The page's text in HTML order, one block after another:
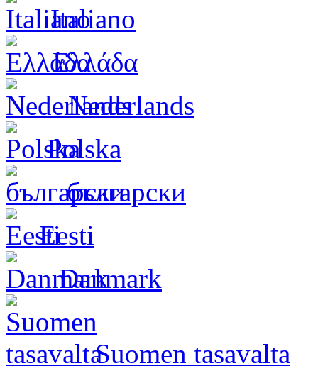
Italiano
Ελλάδα
Nederlands
Polska
български
Eesti
Danmark
Suomen tasavalta